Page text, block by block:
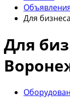
Для бизнеса
Для